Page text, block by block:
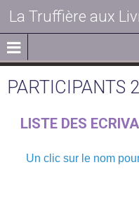
La Truffière aux
PARTICIPANTS
LISTE DES
Un clic sur le nom